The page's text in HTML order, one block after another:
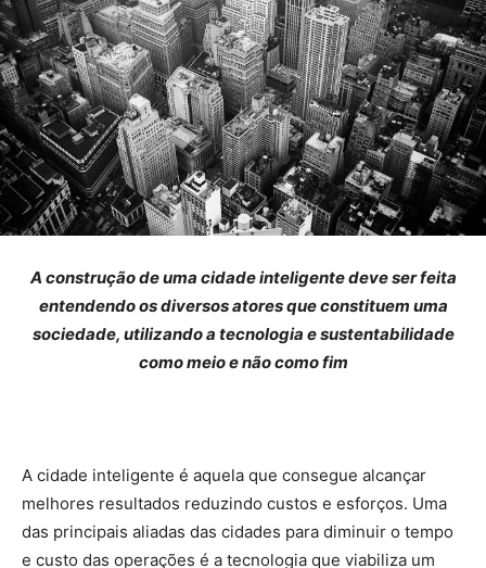
A construção de uma cidade inteligente deve ser feita
entendendo os diversos atores que constituem uma
sociedade, utilizando a tecnologia e sustentabilidade
como meio e não como fim
A cidade inteligente é aquela que consegue alcançar
melhores resultados reduzindo custos e esforços. Uma
das principais aliadas das cidades para diminuir o tempo
e custo das operações é a tecnologia que viabiliza um